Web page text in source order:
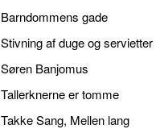
Barndommens gade
Stivning af duge og servietter
Søren Banjomus
Tallerknerne er tomme
Takke Sang, Mellen lang